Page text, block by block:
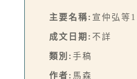
主要名稱: 宣仲弘等
成文日期: 不詳
類別: 手稿
作者: 馬森